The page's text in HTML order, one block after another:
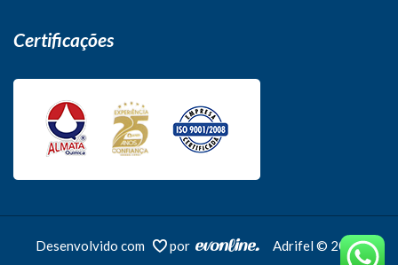
Certificações
Desenvolvido com por Adrifel © 2026